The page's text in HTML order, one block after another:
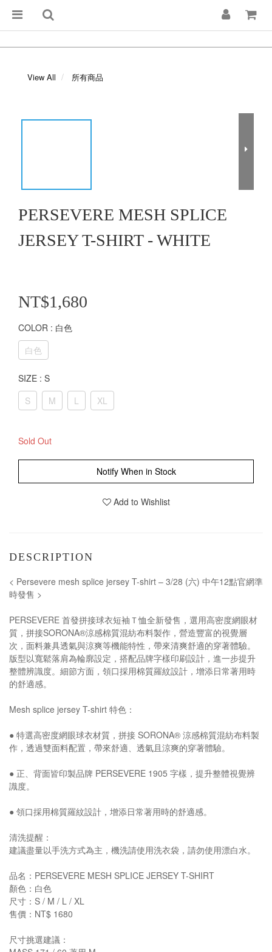
View All 所有商品
PERSEVERE MESH SPLICE
JERSEY T-SHIRT - WHITE
NT$1,680
COLOR : 白色
白色
SIZE : S
S
M L XL
Sold Out
Notify When in Stock
Add to Wishlist
DESCRIPTION
< Persevere mesh splice jersey T-shirt – 3/28 (六) 中午12點官網準
時發售 >
PERSEVERE 首發拼接球衣短袖Ｔ恤全新發售，選用高密度網眼材
質，拼接SORONA®涼感棉質混紡布料製作，營造豐富的視覺層
次，面料兼具透氣與涼爽等機能特性，帶來清爽舒適的穿著體驗。
版型以寬鬆落肩為輪廓設定，搭配品牌字樣印刷設計，進一步提升
整體辨識度。細節方面，領口採用棉質羅紋設計，增添日常著用時
的舒適感。
Mesh splice jersey T-shirt 特色：
● 特選高密度網眼球衣材質，拼接 SORONA® 涼感棉質混紡布料製
作，透過雙面料配置，帶來舒適、透氣且涼爽的穿著體驗。
● 正、背面皆印製品牌 PERSEVERE 1905 字樣，提升整體視覺辨
識度。
● 領口採用棉質羅紋設計，增添日常著用時的舒適感。
清洗提醒：
建議盡量以手洗方式為主，機洗請使用洗衣袋，請勿使用漂白水。
品名：PERSEVERE MESH SPLICE JERSEY T-SHIRT
顏色：白色
尺寸：S / M / L / XL
售價：NT$ 1680
尺寸挑選建議：